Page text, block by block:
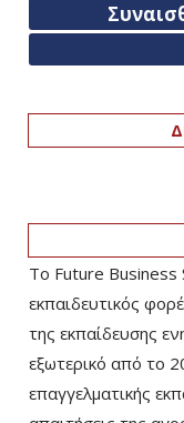
Το Future Business
εκπαιδευτικός
της εκπαίδευσης
εξωτερικό από το
επαγγελματικής